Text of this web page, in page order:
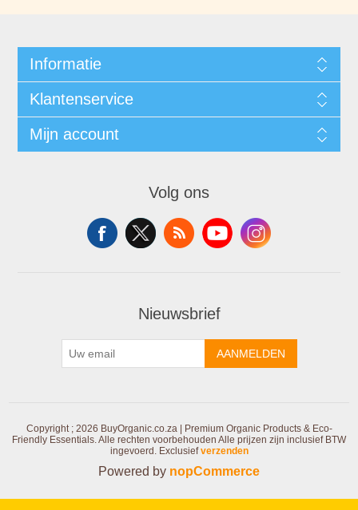
Informatie
Klantenservice
Mijn account
Volg ons
Nieuwsbrief
AANMELDEN
Copyright ; 2026 BuyOrganic.co.za | Premium Organic Products & Eco-
Friendly Essentials. Alle rechten voorbehouden Alle prijzen zijn inclusief BTW
ingevoerd. Exclusiefverzenden
Powered by nopCommerce